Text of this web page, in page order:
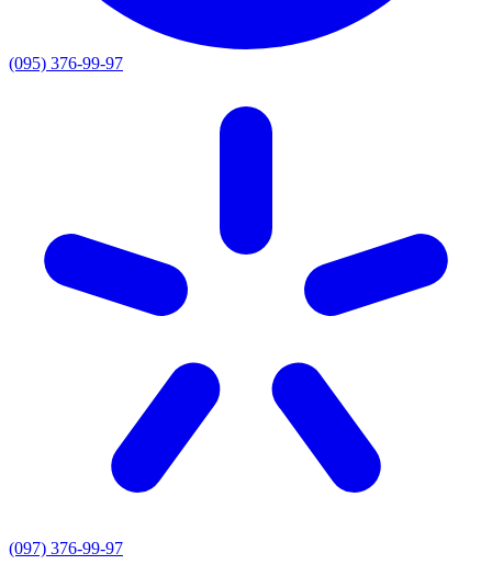
(095) 376-99-97
(097) 376-99-97